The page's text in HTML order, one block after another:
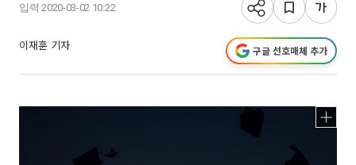
입력 2020-03-02 10:22
이재훈 기자 구글 선호매체 추가